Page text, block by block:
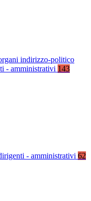
indirizzo-politico
- amministrativi 143
- amministrativi 62